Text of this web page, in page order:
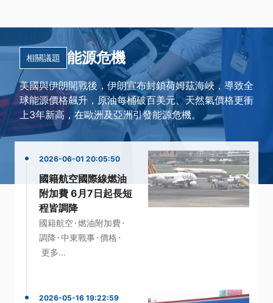
相關議題 能源危機
美國與伊朗開戰後，伊朗宣布封鎖荷姆茲海峽，導致全
球能源價格飆升，原油每桶破百美元、天然氣價格更衝
上3年新高，在歐洲及亞洲引發能源危機。
2026-06-01 20:05:50
國籍航空國際線燃油
附加費 6月7日起長短
程皆調降
國籍航空·燃油附加費·
調降 ·中東戰事·價格 ·
更多...
2026-05-16 19:22:59